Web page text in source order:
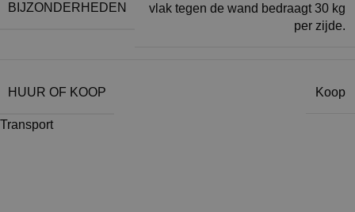
BIJZONDERHEDEN
vlak tegen de wand bedraagt 30 kg
per zijde.
HUUR OF KOOP Koop
Transport